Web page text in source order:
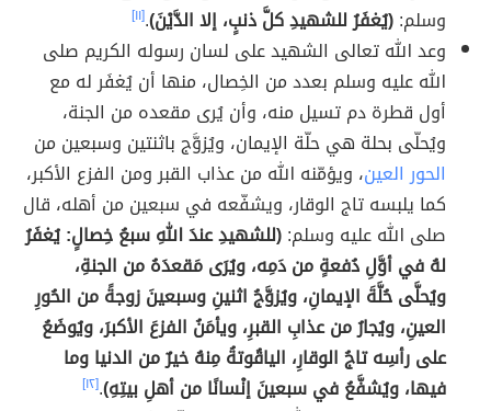
وسلم:(يُغفَرُ للشهيدِ كلَّ ذنبٍ، إلا الدَّيْنَ).[١١]
وعد الله تعالى الشهيد على لسان رسوله الكريم صلى
الله عليه وسلم بعدد من الخِصال، منها أن يُغفَر له مع
أول قطرة دم تسيل منه، وأن يُرى مقعده من الجنة،
ويُحلّى بحلة هي حلّة الإيمان، ويُزوَّج باثنتين وسبعين من
الحور العين، ويؤمّنه الله من عذاب القبر ومن الفزع الأكبر،
كما يلبسه تاج الوقار، ويشفّعه في سبعين من أهله، قال
صلى الله عليه وسلم:(للشهيدِ عندَ اللهِ سبعُ خِصالٍ: يُغفَرُ
لهُ في أوَّلِ دُفعةٍ من دَمِه، ويُرَى مَقعدَهُ من الجنةِ،
ويُحلَّى حُلَّةَ الإيمانِ، ويُزوَّجُ اثنينِ وسبعينَ زوجةً من الحُورِ
العينِ، ويُجارُ من عذابِ القبرِ، ويأمَنُ الفزعَ الأكبرَ، ويُوضَعُ
على رأسِه تاجُ الوقارِ، الياقُوتةُ مِنهُ خيرٌ من الدنيا وما
فيها، ويُشفَّعُ في سبعينَ إنْسانًا من أهلِ بيتِهِ).[١٢]